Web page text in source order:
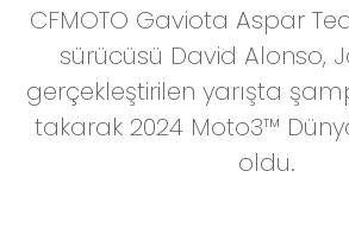
CFMOTO Gaviota Aspar
sürücüsü David Alonso,
gerçekleştirilen yarışta
takarak 2024 Moto3™
oldu.